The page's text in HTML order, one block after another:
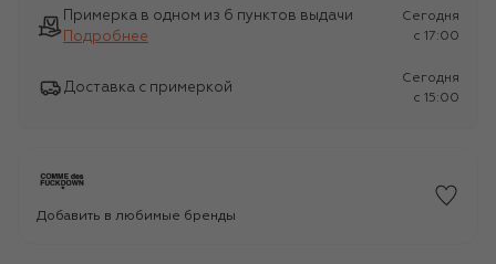
Примерка в одном из 6 пунктов выдачи
Подробнее
Сегодня
c 17:00
Доставка с примеркой
Сегодня
c 15:00
Добавить в любимые бренды